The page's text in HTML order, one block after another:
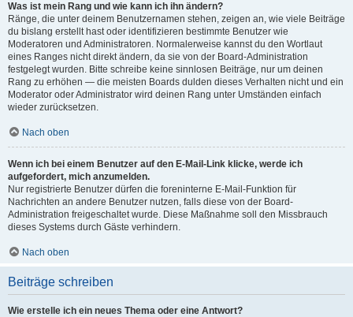
Was ist mein Rang und wie kann ich ihn ändern?
Ränge, die unter deinem Benutzernamen stehen, zeigen an, wie viele Beiträge
du bislang erstellt hast oder identifizieren bestimmte Benutzer wie
Moderatoren und Administratoren. Normalerweise kannst du den Wortlaut
eines Ranges nicht direkt ändern, da sie von der Board-Administration
festgelegt wurden. Bitte schreibe keine sinnlosen Beiträge, nur um deinen
Rang zu erhöhen — die meisten Boards dulden dieses Verhalten nicht und ein
Moderator oder Administrator wird deinen Rang unter Umständen einfach
wieder zurücksetzen.
Nach oben
Wenn ich bei einem Benutzer auf den E-Mail-Link klicke, werde ich
aufgefordert, mich anzumelden.
Nur registrierte Benutzer dürfen die foreninterne E-Mail-Funktion für
Nachrichten an andere Benutzer nutzen, falls diese von der Board-
Administration freigeschaltet wurde. Diese Maßnahme soll den Missbrauch
dieses Systems durch Gäste verhindern.
Nach oben
Beiträge schreiben
Wie erstelle ich ein neues Thema oder eine Antwort?